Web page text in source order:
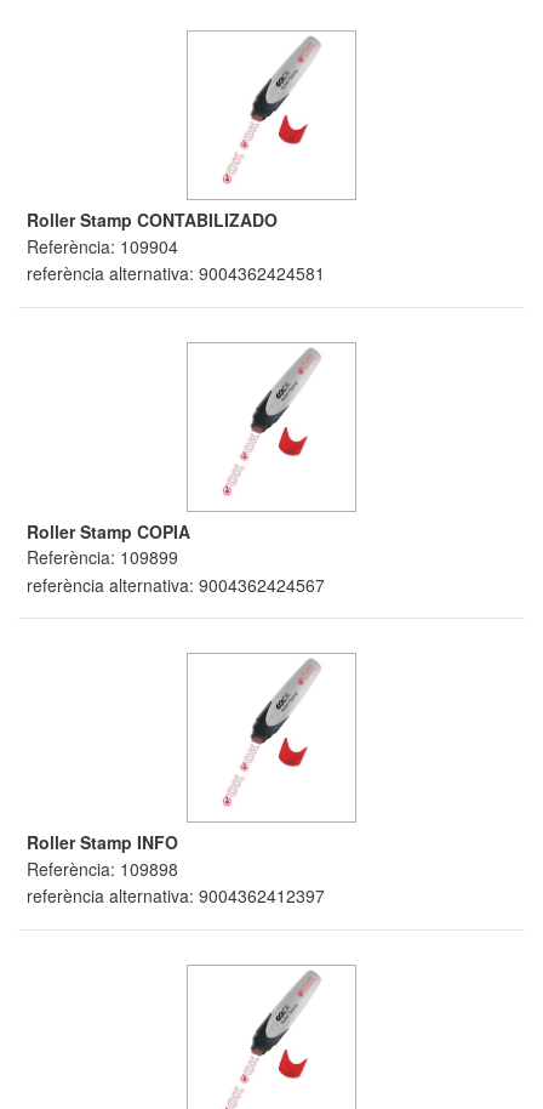
Roller Stamp CONTABILIZADO
Referència: 109904
referència alternativa: 9004362424581
Roller Stamp COPIA
Referència: 109899
referència alternativa: 9004362424567
Roller Stamp INFO
Referència: 109898
referència alternativa: 9004362412397